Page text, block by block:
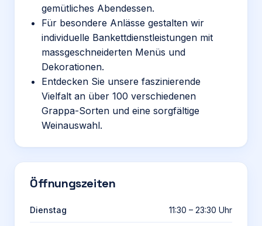
gemütliches Abendessen.
Für besondere Anlässe gestalten wir
individuelle Bankettdienstleistungen mit
massgeschneiderten Menüs und
Dekorationen.
Entdecken Sie unsere faszinierende
Vielfalt an über 100 verschiedenen
Grappa-Sorten und eine sorgfältige
Weinauswahl.
Öffnungszeiten
Dienstag 11:30 – 23:30 Uhr